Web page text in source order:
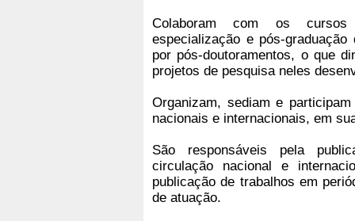
Colaboram com os
especialização e pós-
por pós-doutoramentos, o que
projetos de pesquisa neles
Organizam, sediam e
nacionais e internacionais, em
São responsáveis pela
circulação nacional e
publicação de trabalhos em
de atuação.